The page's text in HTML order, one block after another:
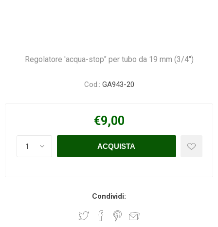
Regolatore 'acqua-stop" per tubo da 19 mm (3/4")
Cod.: GA943-20
€9,00
Condividi: